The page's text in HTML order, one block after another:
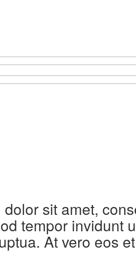
sit amet,
tempor invidunt
At vero eos